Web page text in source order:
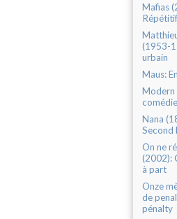
Mafias
Répétitif
(1953-
urbain
Maus:
Modern
Nana
Second
On ne
(2002):
à part
Onze
de
pénalty